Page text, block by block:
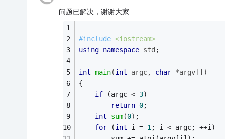
问题已解决，谢谢大家
#include <iostream>
using namespace std ;
int main(int argc, char *argv[])
{
if (argc < 3)
return 0;
int
sum(0) ;
for (int i = 1 ; i < argc; ++i)